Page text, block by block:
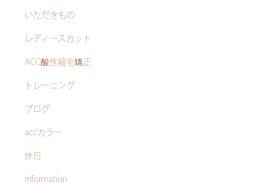
いただきもの
レディースカット
ACC酸性縮毛矯正
トレーニング
ブログ
accカラー
休日
information